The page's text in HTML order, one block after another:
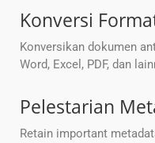
Konversi
Konversikan dokumen
Word, Excel, PDF, dan
Pelestarian
Retain important